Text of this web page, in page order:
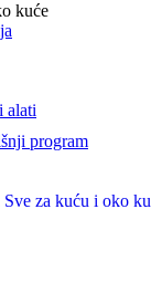
kuće
alati
program
Sve za kuću i oko